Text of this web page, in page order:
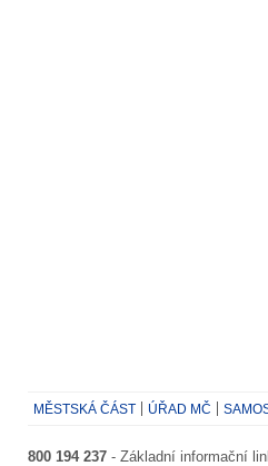
MĚSTSKÁ ČÁST ÚŘAD MČ
800 194 237 - Základní informační